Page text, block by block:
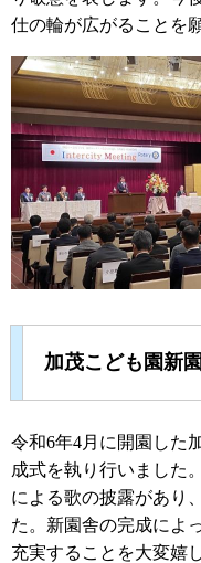
仕の輪が広がることを
加茂こども園新
令和6年4月に開園した
成式を執り行いました
による歌の披露があり
た。新園舎の完成によ
充実することを大変嬉